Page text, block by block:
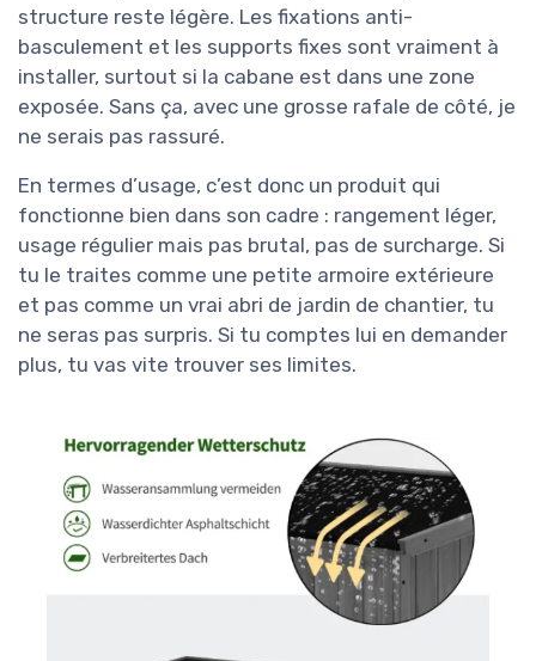
structure reste légère. Les fixations anti-
basculement et les supports fixes sont vraiment à
installer, surtout si la cabane est dans une zone
exposée. Sans ça, avec une grosse rafale de côté, je
ne serais pas rassuré.
En termes d’usage, c’est donc un produit qui
fonctionne bien dans son cadre : rangement léger,
usage régulier mais pas brutal, pas de surcharge. Si
tu le traites comme une petite armoire extérieure
et pas comme un vrai abri de jardin de chantier, tu
ne seras pas surpris. Si tu comptes lui en demander
plus, tu vas vite trouver ses limites.